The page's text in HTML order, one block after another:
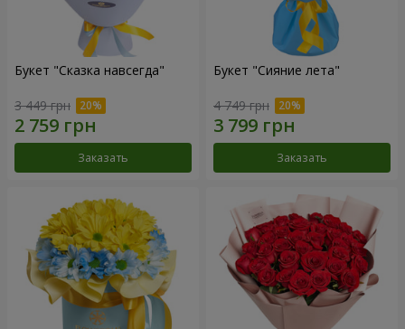
Букет "Сказка навсегда"
3 449 грн
Заказать
Букет "Сияние лета"
4 749 грн
Заказать